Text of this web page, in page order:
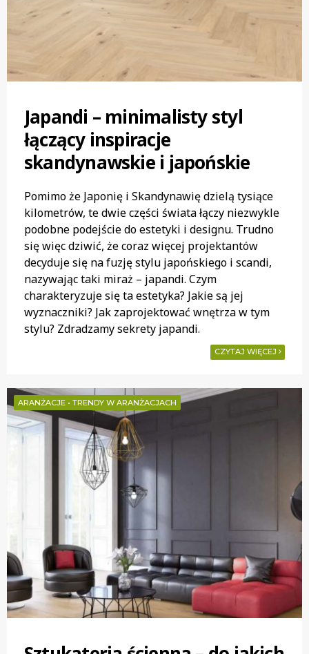
Japandi – minimalisty styl
łączący inspiracje
skandynawskie i japońskie
Pomimo że Japonię i Skandynawię dzielą tysiące
kilometrów, te dwie części świata łączy niezwykle
podobne podejście do estetyki i designu. Trudno
się więc dziwić, że coraz więcej projektantów
decyduje się na fuzję stylu japońskiego i scandi,
nazywając taki miraż – japandi. Czym
charakteryzuje się ta estetyka? Jakie są jej
wyznaczniki? Jak zaprojektować wnętrza w tym
stylu? Zdradzamy sekrety japandi.
CZYTAJ WIĘCEJ
ARANŻACJE • TRENDY W ARANŻACJACH